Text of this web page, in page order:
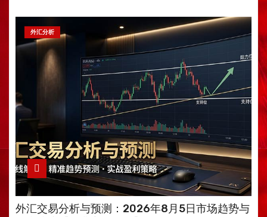
外汇分析
外汇交易分析与预测：2026年8月5日市场趋势与